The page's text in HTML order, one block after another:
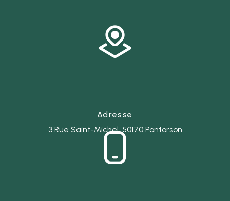
Adresse
3 Rue Saint-Michel, 50170 Pontorson